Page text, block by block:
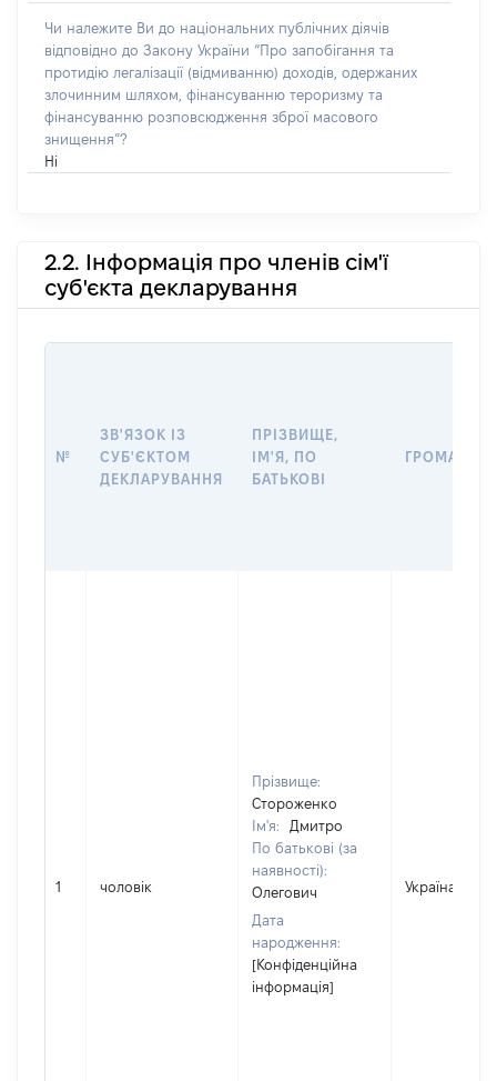
Чи належите Ви до національних публічних діячів
відповідно до Закону України “Про запобігання та
протидію легалізації (відмиванню) доходів, одержаних
злочинним шляхом, фінансуванню тероризму та
фінансуванню розповсюдження зброї масового
знищення”?
Ні
2.2. Інформація про членів сім'ї
суб'єкта декларування
№
ЗВ'ЯЗОК ІЗ
СУБ'ЄКТОМ
ДЕКЛАРУВАННЯ
ПРІЗВИЩЕ,
ІМ'Я, ПО
БАТЬКОВІ
1 чоловік
Прізвище:
Стороженко
Ім'я:
Дмитро
По батькові (за
наявності):
Олегович
Дата
народження:
[Конфіденційна
інформація]
Україна